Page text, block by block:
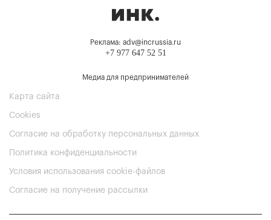
Реклама: adv@incrussia.ru
+7 977 647 52 51
Медиа для предпринимателей
Карта сайта
Cookies
Согласие на обработку персональных данных
Политика конфиденциальности
Условия использования cookie-файлов
Согласие на получение рассылки